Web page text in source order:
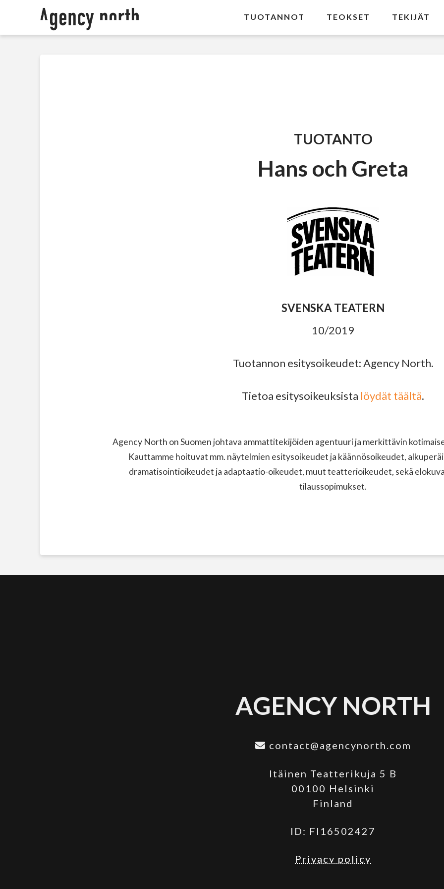
TUOTANNOT TEOKSET TEKIJÄT
TUOTANTO
Hans och Greta
SVENSKA TEATERN
10/2019
Tuotannon esitysoikeudet: Agency North.
Tietoa esitysoikeuksista löydät täältä.
Agency North on Suomen johtava ammattitekijöiden agentuuri ja merkittävin
Kauttamme hoituvat mm. näytelmien esitysoikeudet ja käännösoikeudet,
dramatisointioikeudet ja adaptaatio-oikeudet, muut teatterioikeudet, sekä
tilaussopimukset.
AGENCY NORTH
contact@agencynorth.com
Itäinen Teatterikuja 5 B
00100 Helsinki
Finland
ID: FI16502427
Privacy policy